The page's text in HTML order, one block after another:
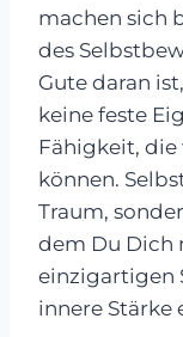
machen sich
des
Gute daran
keine feste
Fähigkeit,
können.
Traum,
dem Du Dich
einzigartigen
innere Stärke